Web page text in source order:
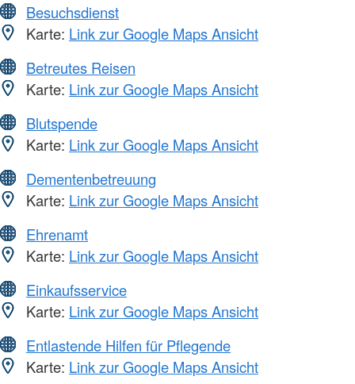
Besuchsdienst
Karte: Link zur Google Maps Ansicht
Betreutes Reisen
Karte: Link zur Google Maps Ansicht
Blutspende
Karte: Link zur Google Maps Ansicht
Dementenbetreuung
Karte: Link zur Google Maps Ansicht
Ehrenamt
Karte: Link zur Google Maps Ansicht
Einkaufsservice
Karte: Link zur Google Maps Ansicht
Entlastende Hilfen für Pflegende
Karte: Link zur Google Maps Ansicht